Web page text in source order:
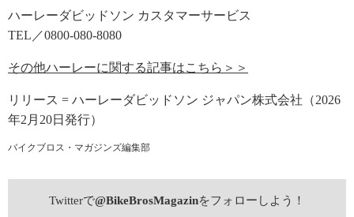
ハーレーダビッドソン カスタマーサービス
TEL／0800-080-8080
その他ハーレーに関する記事はこちら＞＞
リリース = ハーレーダビッドソン ジャパン株式会社（2026
年2月20日発行）
バイクブロス・マガジンズ編集部
Twitterで@BikeBrosMagazinをフォローしよう！